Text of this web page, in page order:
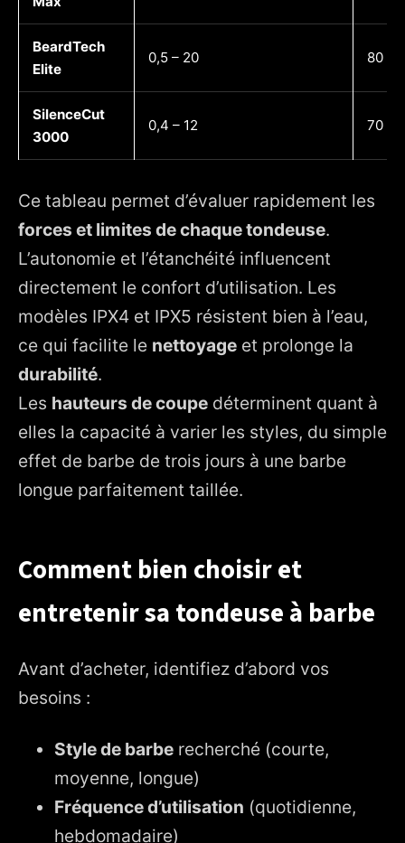
BeardTech
Elite
0,5 – 20 80
SilenceCut
3000
0,4 – 12 70
Ce tableau permet d’évaluer rapidement les
forces et limites de chaque tondeuse.
L’autonomie et l’étanchéité influencent
directement le confort d’utilisation. Les
modèles IPX4 et IPX5 résistent bien à l’eau,
ce qui facilite le nettoyage et prolonge la
durabilité.
Les hauteurs de coupe déterminent quant à
elles la capacité à varier les styles, du simple
effet de barbe de trois jours à une barbe
longue parfaitement taillée.
Comment bien choisir et
entretenir sa tondeuse à barbe
Avant d’acheter, identifiez d’abord vos
besoins :
Style de barbe recherché (courte,
moyenne, longue)
Fréquence d’utilisation (quotidienne,
hebdomadaire)